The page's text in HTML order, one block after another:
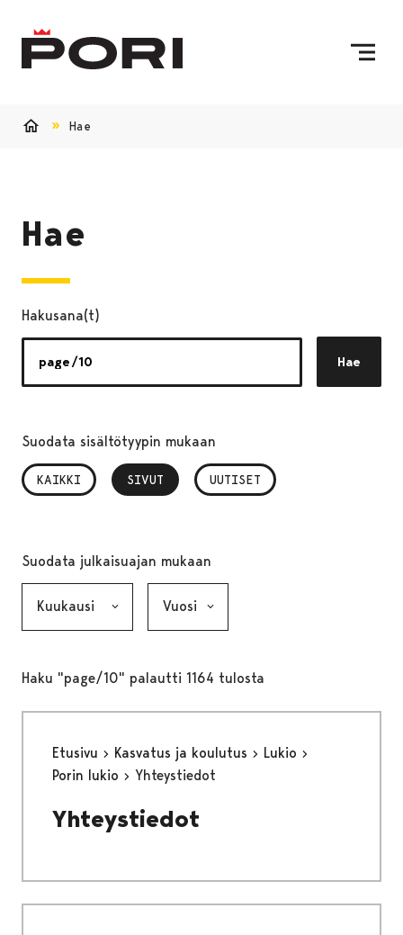
Hae
Hae
Hakusana(t)
Hae
Suodata sisältötyypin mukaan
KAIKKI SIVUT
, VALITTU UUTISET
Suodata julkaisuajan mukaan
Haku "page/10" palautti 1164 tulosta
Etusivu Kasvatus ja koulutus
Lukio
Porin lukio
Yhteystiedot
Yhteystiedot